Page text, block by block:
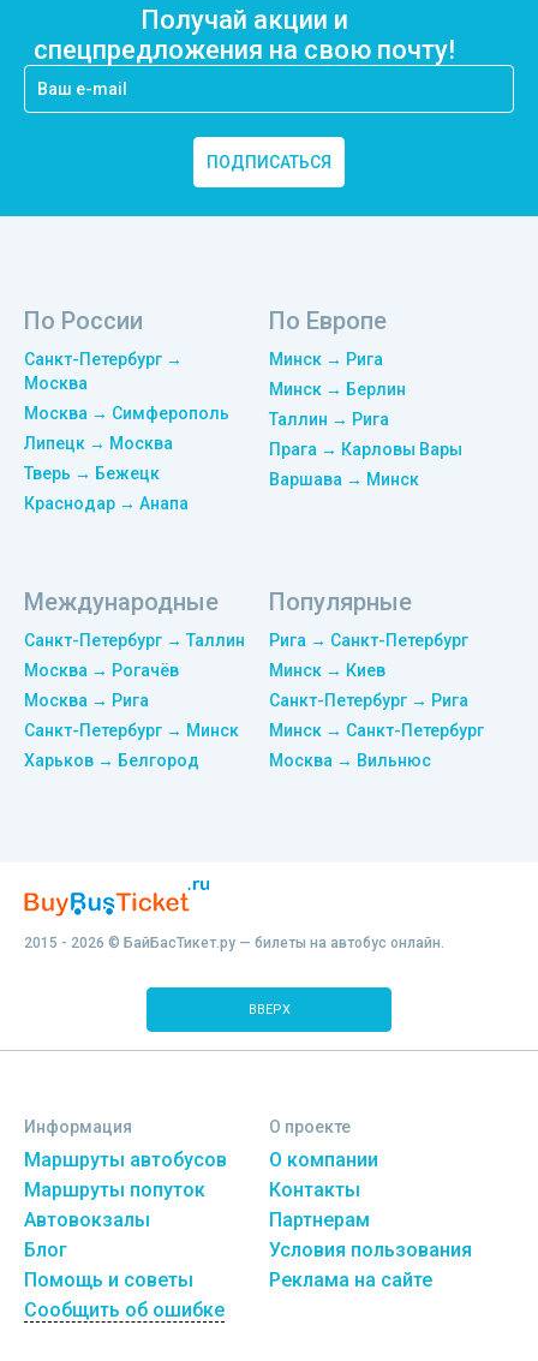
Получай акции и
спецпредложения на свою почту!
ПОДПИСАТЬСЯ
По России
Санкт-Петербург →
Москва
Москва → Симферополь
Липецк → Москва
Тверь → Бежецк
Краснодар → Анапа
По Европе
Минск → Рига
Минск → Берлин
Таллин → Рига
Прага → Карловы Вары
Варшава → Минск
Международные
Санкт-Петербург → Таллин
Москва → Рогачёв
Москва → Рига
Санкт-Петербург → Минск
Харьков → Белгород
Популярные
Рига → Санкт-Петербург
Минск → Киев
Санкт-Петербург → Рига
Минск → Санкт-Петербург
Москва → Вильнюс
2015 - 2026 © БайБасТикет.ру — билеты на автобус онлайн.
ВВЕРХ
Информация
Маршруты автобусов
Маршруты попуток
Автовокзалы
Блог
Помощь и советы
Сообщить об ошибке
О проекте
О компании
Контакты
Партнерам
Условия пользования
Реклама на сайте